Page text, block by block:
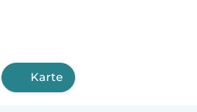
Karte